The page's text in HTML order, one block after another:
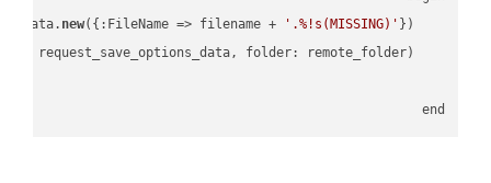
new({:FileName => filename +
'.%!s(MISSING)'
end